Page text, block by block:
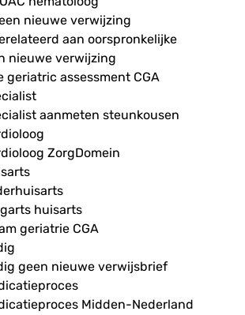
nieuwe verwijzing
aan oorspronkelijke
nieuwe verwijzing
geriatric assessment CGA
aanmeten steunkousen
ZorgDomein
huisarts
geriatrie CGA
geen nieuwe verwijsbrief
Midden-Nederland